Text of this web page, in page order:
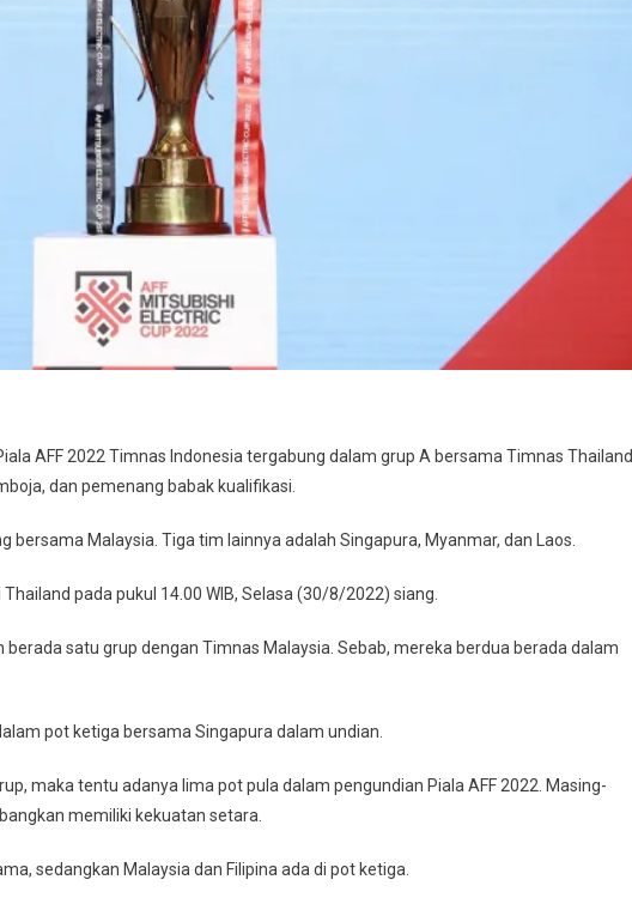
Thailand
AFF 2022 Timnas Indonesia tergabung dalam grup A bersama Timnas Thailand.
dan pemenang babak kualifikasi.
bersama Malaysia. Tiga tim lainnya adalah Singapura, Myanmar, dan Laos.
pada pukul 14.00 WIB, Selasa (30/8/2022) siang.
satu grup dengan Timnas Malaysia. Sebab, mereka berdua berada dalam
pot ketiga bersama Singapura dalam undian.
maka tentu adanya lima pot pula dalam pengundian Piala AFF 2022. Masing-
memiliki kekuatan setara.
sedangkan Malaysia dan Filipina ada di pot ketiga.